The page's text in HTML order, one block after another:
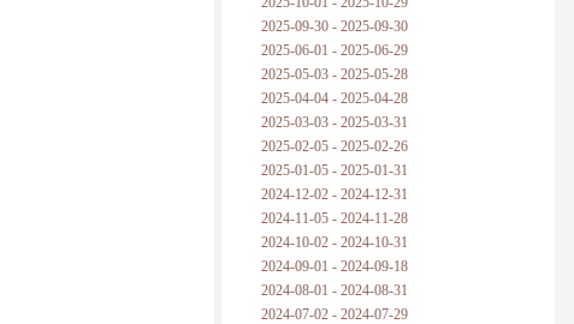
2025-09-30 - 2025-09-30
2025-06-01 - 2025-06-29
2025-05-03 - 2025-05-28
2025-04-04 - 2025-04-28
2025-03-03 - 2025-03-31
2025-02-05 - 2025-02-26
2025-01-05 - 2025-01-31
2024-12-02 - 2024-12-31
2024-11-05 - 2024-11-28
2024-10-02 - 2024-10-31
2024-09-01 - 2024-09-18
2024-08-01 - 2024-08-31
2024-07-02 - 2024-07-29